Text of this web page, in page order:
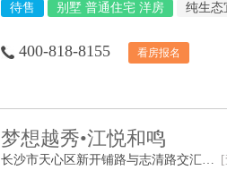
待售
别墅 普通住宅 洋房 纯生态
400-818-8155 看房报名
梦想越秀•江悦和鸣
长沙市天心区新开铺路与志清路交汇处（长郡外国语实验学校旁）